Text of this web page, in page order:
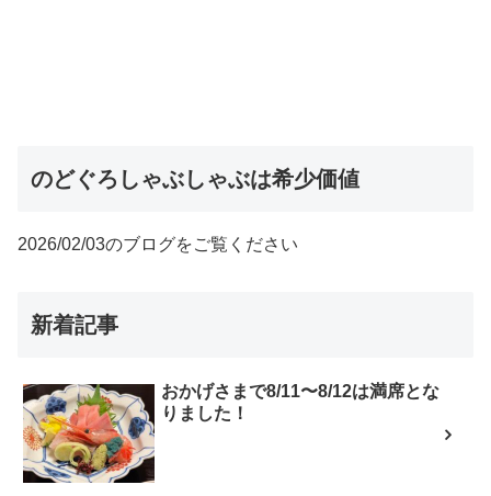
のどぐろしゃぶしゃぶは希少価値
2026/02/03のブログをご覧ください
新着記事
おかげさまで8/11〜8/12は満席とな
りました！